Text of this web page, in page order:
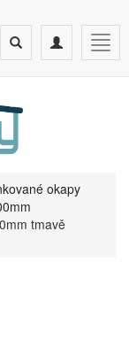
Toggle
navigation
Toggle
search
okapy
tmavě